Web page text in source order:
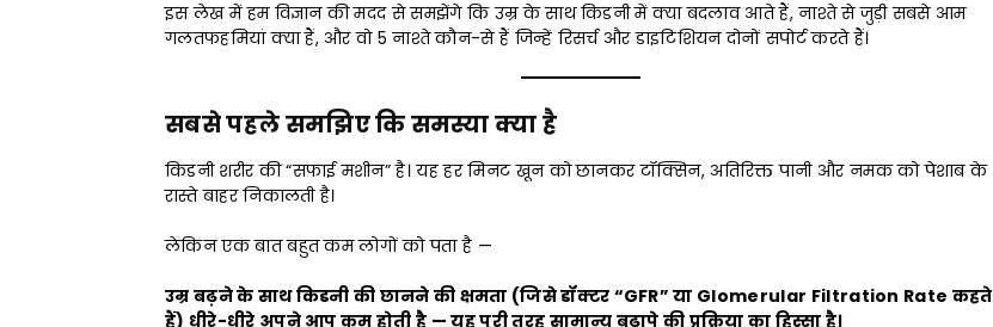
इस लेख में हम विज्ञान की मदद से समझेंगे कि उम्र के साथ किडनी में क्या बदलाव आते हैं, नाश्ते से जुड़ी सबसे आम
गलतफहमियां क्या हैं, और वो 5 नाश्ते कौन-से हैं जिन्हें रिसर्च और डाइटिशियन दोनों सपोर्ट करते हैं।
सबसे पहले समझिए कि समस्या क्या है
किडनी शरीर की “सफाई मशीन” है। यह हर मिनट खून को छानकर टॉक्सिन, अतिरिक्त पानी और नमक को पेशाब के
रास्ते बाहर निकालती है।
लेकिन एक बात बहुत कम लोगों को पता है —
उम्र बढ़ने के साथ किडनी की छानने की क्षमता (जिसे डॉक्टर “GFR” या Glomerular Filtration Rate कहते
हैं) धीरे-धीरे अपने आप कम होती है — यह पूरी तरह सामान्य बुढ़ापे की प्रक्रिया का हिस्सा है।